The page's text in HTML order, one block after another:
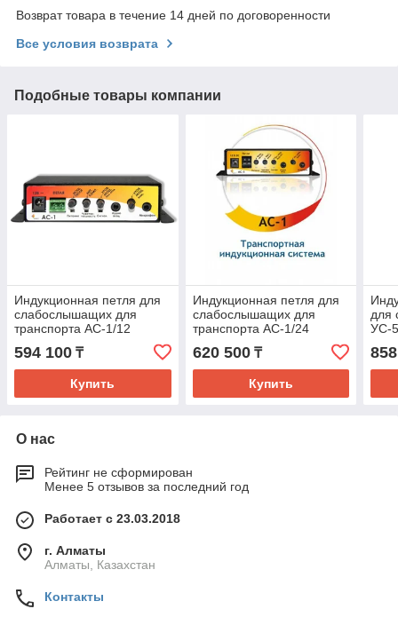
Возврат товара в течение 14 дней по договоренности
Все условия возврата
Подобные товары компании
Индукционная петля для
слабослышащих для
транспорта АС-1/12
594 100 ₸
Купить
Индукционная петля для
слабослышащих для
транспорта АС-1/24
620 500₸
Купить
для
УС-
О нас
Рейтинг не сформирован
Менее 5 отзывов за последний год
Работает с 23.03.2018
г. Алматы
Алматы, Казахстан
Контакты